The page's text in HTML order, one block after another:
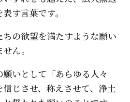
す言葉です。
ちの欲望を満たすような願い
ん。
いとして「あらゆる人々
じさせ、称えさせて、浄土